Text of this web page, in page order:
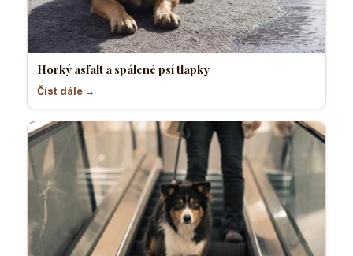
Horký asfalt a spálené psí tlapky
Číst dále →